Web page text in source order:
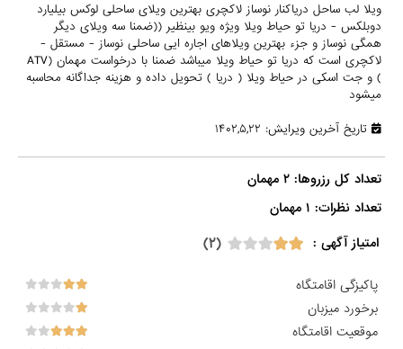
ويلا لب ساحل درياكنار نوساز لاكچرى بهترين ويلاى ساحلى لوكس بيليارد
دوبلكس - دريا تو حياط ويلا ويژه ويو بينظير ((ضمنا سه ويلاى ديگر
همگى نوساز و جزء بهترين ويلاهاى اجاره ايى ساحلى نوساز - مستقل -
لاكچرى است كه دريا تو حياط ويلا ميباشد ضمنا با درخواست مهمان (ATV
) و جت اسكى در حياط ويلا ( دريا ) تحويل داده و هزينه جداگانه محاسبه
ميشود
تاریخ آخرین ویرایش: ۱۴۰۲,۵,۲۲
تعداد کل رزروها: ۲ مهمان
تعداد نظرات: ۱ مهمان
امتیاز آگهی :
(۲)
پاکیزگی اقامتگاه
برخورد میزبان
موقعیت اقامتگاه